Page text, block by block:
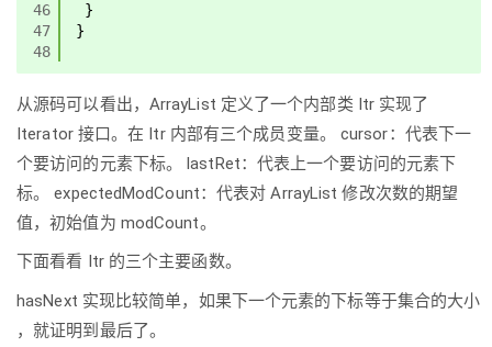
46
47
48
}
}
从源码可以看出，ArrayList 定义了一个内部类 Itr 实现了
Iterator 接口。在 Itr 内部有三个成员变量。 cursor：代表下一
个要访问的元素下标。 lastRet：代表上一个要访问的元素下
标。 expectedModCount：代表对 ArrayList 修改次数的期望
值，初始值为 modCount。
下面看看 Itr 的三个主要函数。
hasNext 实现比较简单，如果下一个元素的下标等于集合的大小
，就证明到最后了。